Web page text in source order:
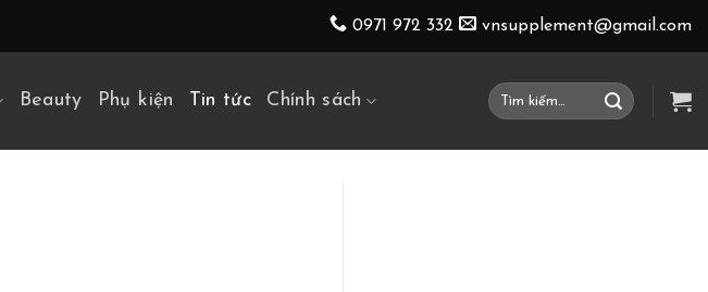
0971 972 332 vnsupplement@gmail.com
Beauty Phụ kiện Tin tức Chính sách
Tìm
kiếm: